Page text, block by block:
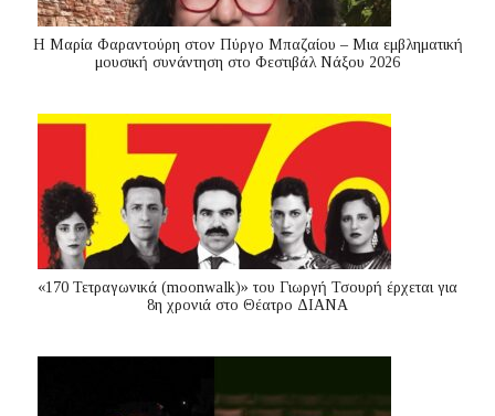
Η Μαρία Φαραντούρη στον Πύργο Μπαζαίου – Μια εμβληματική
μουσική συνάντηση στο Φεστιβάλ Νάξου 2026
«170 Τετραγωνικά (moonwalk)» του Γιωργή Τσουρή έρχεται για
8η χρονιά στο Θέατρο ΔΙΑΝΑ